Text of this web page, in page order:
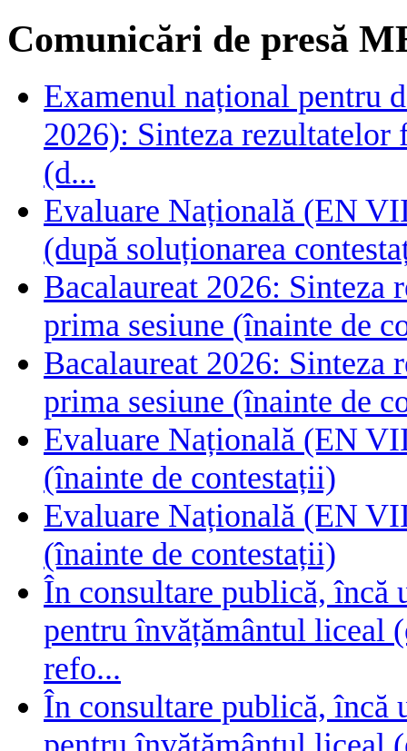
Comunicări de presă
Examenul național pentru
2026): Sinteza rezultatelor
(d...
Evaluare Națională (EN
(după soluționarea
Bacalaureat 2026:
prima sesiune (înainte de
Bacalaureat 2026:
prima sesiune (înainte de
Evaluare Națională (EN
(înainte de contestații)
Evaluare Națională (EN
(înainte de contestații)
În consultare publică, încă
pentru învățământul liceal
refo...
În consultare publică, încă